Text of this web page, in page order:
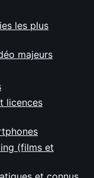
les plus
majeurs
licences
(films et